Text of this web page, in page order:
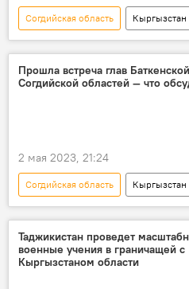
Согдийская область
Кыргызстан
Политика
Узбекистан
Баткенская область
Прошла встреча глав
Согдийской областей — что
2 мая 2023, 21:24
Согдийская область
Кыргызстан
Политика
Таджикистан
Баткенская область
встреча
Таджикистан проведет
военные учения в граничащей с
Кыргызстаном области